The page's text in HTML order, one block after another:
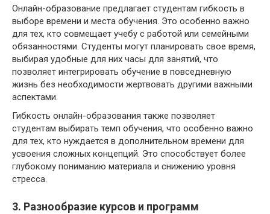
Онлайн-образование предлагает студентам гибкость в
выборе времени и места обучения. Это особенно важно
для тех, кто совмещает учебу с работой или семейными
обязанностями. Студенты могут планировать свое время,
выбирая удобные для них часы для занятий, что
позволяет интегрировать обучение в повседневную
жизнь без необходимости жертвовать другими важными
аспектами.
Гибкость онлайн-образования также позволяет
студентам выбирать темп обучения, что особенно важно
для тех, кто нуждается в дополнительном времени для
усвоения сложных концепций. Это способствует более
глубокому пониманию материала и снижению уровня
стресса.
3. Разнообразие курсов и программ